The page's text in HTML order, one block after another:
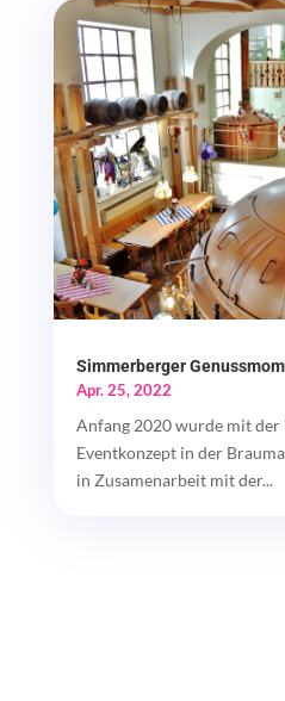
Simmerberger
Apr. 25, 2022
Anfang 2020 wurde mit der
Eventkonzept in der
in Zusamenarbeit mit der...